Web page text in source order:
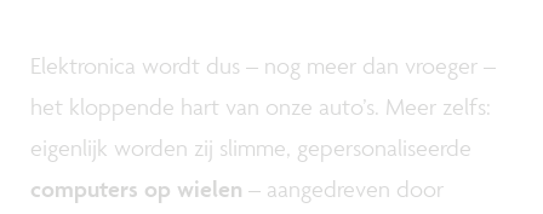
Elektronica wordt dus – nog meer dan vroeger –
het kloppende hart van onze auto’s. Meer zelfs:
eigenlijk worden zij slimme, gepersonaliseerde
computers op wielen – aangedreven door